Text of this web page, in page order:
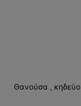
Θανούσα ,